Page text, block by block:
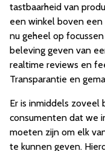
tastbaarheid van
een winkel boven een
nu geheel op
beleving geven van
realtime reviews en
Transparantie en
Er is inmiddels zoveel
consumenten dat we
moeten zijn om elk
te kunnen geven.